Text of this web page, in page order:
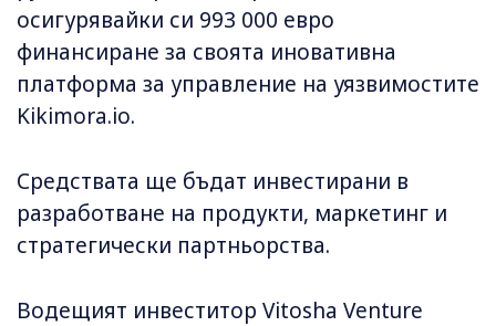
осигурявайки си 993 000 евро
финансиране за своята иновативна
платформа за управление на уязвимостите
Kikimora.io.
Средствата ще бъдат инвестирани в
разработване на продукти, маркетинг и
стратегически партньорства.
Водещият инвеститор Vitosha Venture